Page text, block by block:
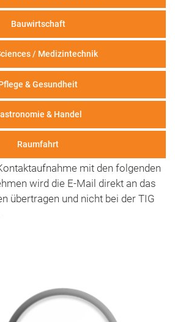
Bauwirtschaft
/ Medizintechnik
& Gesundheit
& Handel
Raumfahrt
mit den folgenden
wird die E-Mail direkt an das
übertragen und nicht bei der TIG